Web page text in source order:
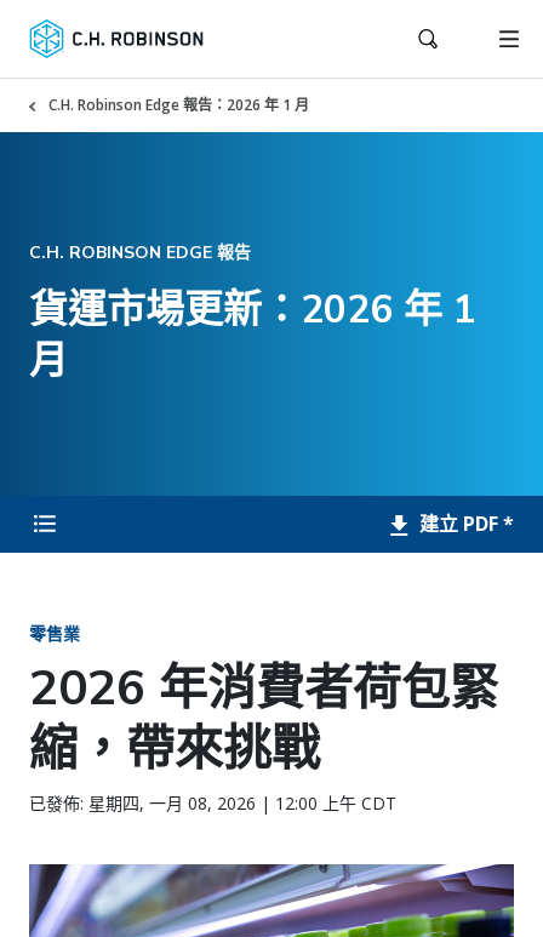
C.H. Robinson Edge 報告：2026 年 1 月
C.H. ROBINSON EDGE 報告
貨運市場更新：2026 年 1
月
建立 PDF *
零售業
2026 年消費者荷包緊
縮，帶來挑戰
已發佈: 星期四, 一月 08, 2026 | 12:00 上午 CDT